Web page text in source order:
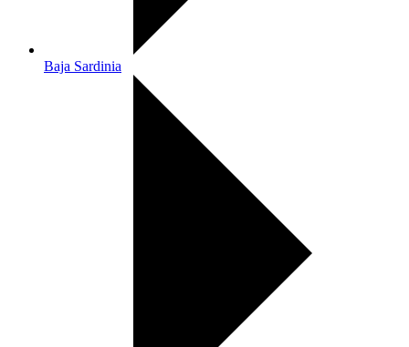
Baja Sardinia